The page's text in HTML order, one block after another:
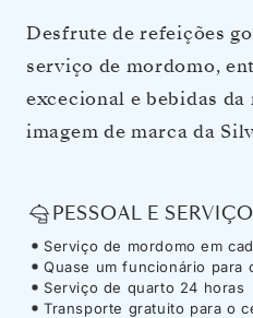
Desfrute de refeições
serviço de mordomo,
excecional e bebidas
imagem de marca da
PESSOAL E
Serviço de mordomo em
Quase um funcionário para
Serviço de quarto 24 horas
Transporte gratuito para o